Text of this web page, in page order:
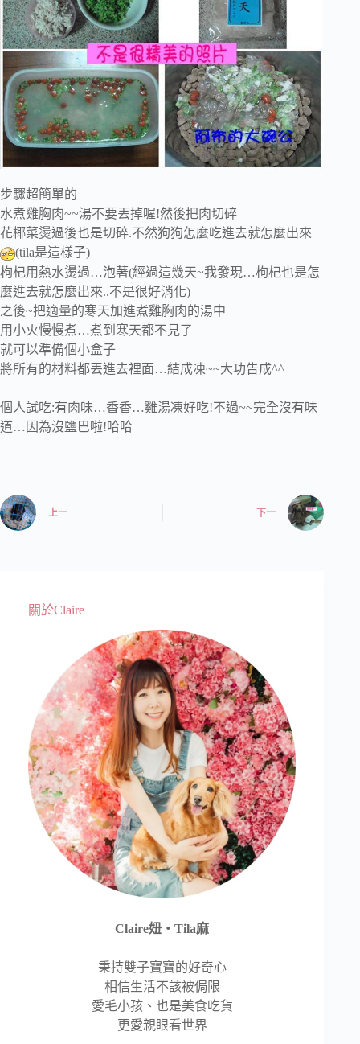
步驟超簡單的
水煮雞胸肉~~湯不要丟掉喔!然後把肉切碎
花椰菜燙過後也是切碎.不然狗狗怎麼吃進去就怎麼出來
(tila是這樣子)
枸杞用熱水燙過…泡著(經過這幾天~我發現…枸杞也是怎
麼進去就怎麼出來..不是很好消化)
之後~把適量的寒天加進煮雞胸肉的湯中
用小火慢慢煮…煮到寒天都不見了
就可以準備個小盒子
將所有的材料都丟進去裡面…結成凍~~大功告成^^
個人試吃:有肉味…香香…雞湯凍好吃!不過~~完全沒有味
道…因為沒鹽巴啦!哈哈
上一 下一
關於Claire
Claire妞‧Tila麻
秉持雙子寶寶的好奇心
相信生活不該被侷限
愛毛小孩、也是美食吃貨
更愛親眼看世界